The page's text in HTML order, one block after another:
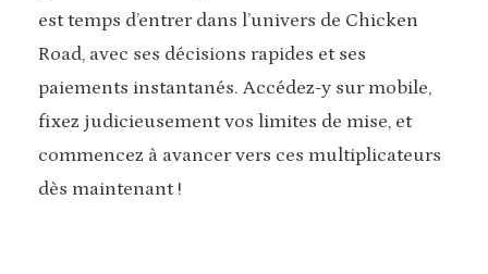
est temps d’entrer dans l’univers de Chicken
Road, avec ses décisions rapides et ses
paiements instantanés. Accédez-y sur mobile,
fixez judicieusement vos limites de mise, et
commencez à avancer vers ces multiplicateurs
dès maintenant !